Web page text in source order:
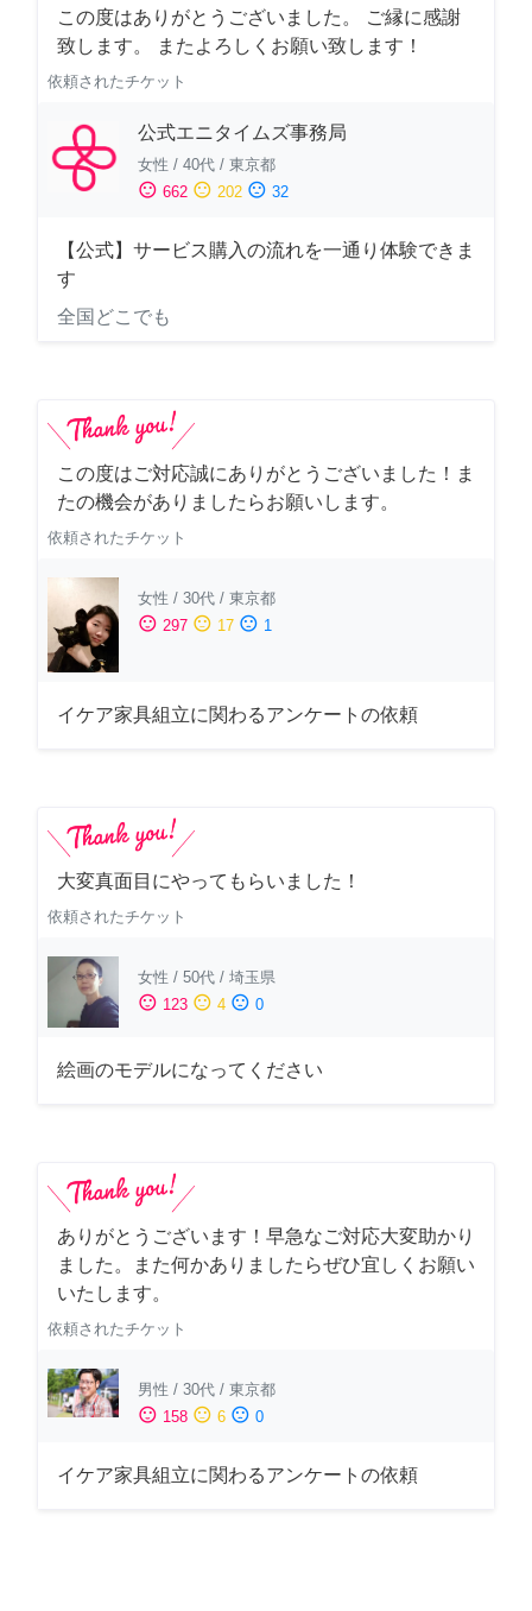
この度はありがとうございました。 ご縁に感謝
致します。 またよろしくお願い致します！
依頼されたチケット
公式エニタイムズ事務局
女性 / 40代 / 東京都
sentiment_satisfied 662 sentiment_neutral 202 sentiment_dissatisfied 32
【公式】サービス購入の流れを一通り体験できま
す
全国どこでも
この度はご対応誠にありがとうございました！ま
たの機会がありましたらお願いします。
依頼されたチケット
女性 / 30代 / 東京都
sentiment_satisfied 297 sentiment_neutral 17 sentiment_dissatisfied 1
イケア家具組立に関わるアンケートの依頼
大変真面目にやってもらいました！
依頼されたチケット
女性 / 50代 / 埼玉県
sentiment_satisfied 123 sentiment_neutral 4 sentiment_dissatisfied 0
絵画のモデルになってください
ありがとうございます！早急なご対応大変助かり
ました。また何かありましたらぜひ宜しくお願い
いたします。
依頼されたチケット
男性 / 30代 / 東京都
sentiment_satisfied 158 sentiment_neutral 6 sentiment_dissatisfied 0
イケア家具組立に関わるアンケートの依頼